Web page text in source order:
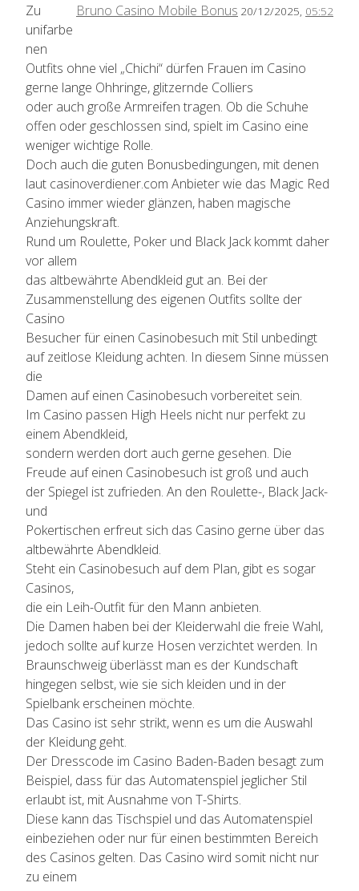
Bruno Casino Mobile Bonus 20/12/2025, 05:52
Zu
unifarbe
nen
Outfits ohne viel „Chichi“ dürfen Frauen im Casino
gerne lange Ohhringe, glitzernde Colliers
oder auch große Armreifen tragen. Ob die Schuhe
offen oder geschlossen sind, spielt im Casino eine
weniger wichtige Rolle.
Doch auch die guten Bonusbedingungen, mit denen
laut casinoverdiener.com Anbieter wie das Magic Red
Casino immer wieder glänzen, haben magische
Anziehungskraft.
Rund um Roulette, Poker und Black Jack kommt daher
vor allem
das altbewährte Abendkleid gut an. Bei der
Zusammenstellung des eigenen Outfits sollte der
Casino
Besucher für einen Casinobesuch mit Stil unbedingt
auf zeitlose Kleidung achten. In diesem Sinne müssen
die
Damen auf einen Casinobesuch vorbereitet sein.
Im Casino passen High Heels nicht nur perfekt zu
einem Abendkleid,
sondern werden dort auch gerne gesehen. Die
Freude auf einen Casinobesuch ist groß und auch
der Spiegel ist zufrieden. An den Roulette-, Black Jack-
und
Pokertischen erfreut sich das Casino gerne über das
altbewährte Abendkleid.
Steht ein Casinobesuch auf dem Plan, gibt es sogar
Casinos,
die ein Leih-Outfit für den Mann anbieten.
Die Damen haben bei der Kleiderwahl die freie Wahl,
jedoch sollte auf kurze Hosen verzichtet werden. In
Braunschweig überlässt man es der Kundschaft
hingegen selbst, wie sie sich kleiden und in der
Spielbank erscheinen möchte.
Das Casino ist sehr strikt, wenn es um die Auswahl
der Kleidung geht.
Der Dresscode im Casino Baden-Baden besagt zum
Beispiel, dass für das Automatenspiel jeglicher Stil
erlaubt ist, mit Ausnahme von T-Shirts.
Diese kann das Tischspiel und das Automatenspiel
einbeziehen oder nur für einen bestimmten Bereich
des Casinos gelten. Das Casino wird somit nicht nur
zu einem